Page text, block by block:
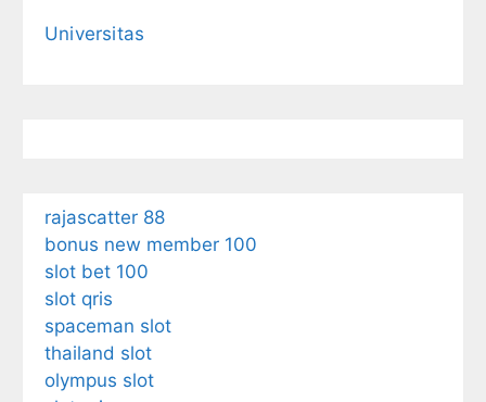
Universitas
rajascatter 88
bonus new member 100
slot bet 100
slot qris
spaceman slot
thailand slot
olympus slot